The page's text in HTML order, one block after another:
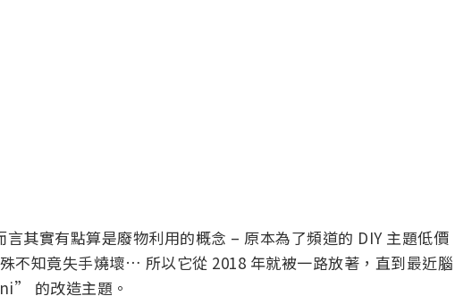
其實有點算是廢物利用的概念 – 原本為了頻道的 DIY 主題低價
不知竟失手燒壞… 所以它從 2018 年就被一路放著，直到最近腦
的改造主題。